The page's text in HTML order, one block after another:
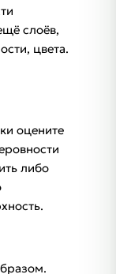
слоёв,
цвета.
оцените
либо